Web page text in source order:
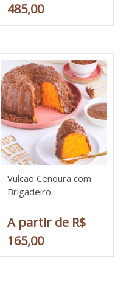
485,00
Vulcão Cenoura com
Brigadeiro
A partir de R$
165,00